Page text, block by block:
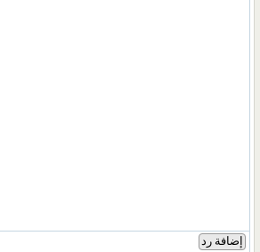
إضافة رد